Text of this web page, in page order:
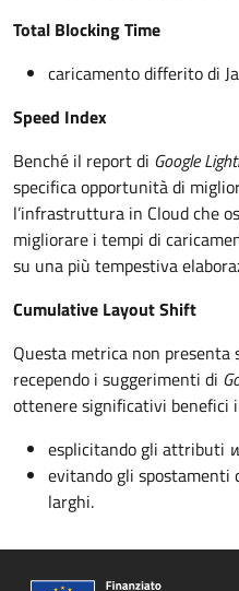
Total Blocking Time
caricamento differito di
Speed Index
Benché il report di Google
specifica opportunità di
l’infrastruttura in Cloud che
migliorare i tempi di
su una più tempestiva
Cumulative Layout Shift
Questa metrica non presenta
recependo i suggerimenti di
ottenere significativi benefici
esplicitando gli attributi
evitando gli spostamenti
larghi.